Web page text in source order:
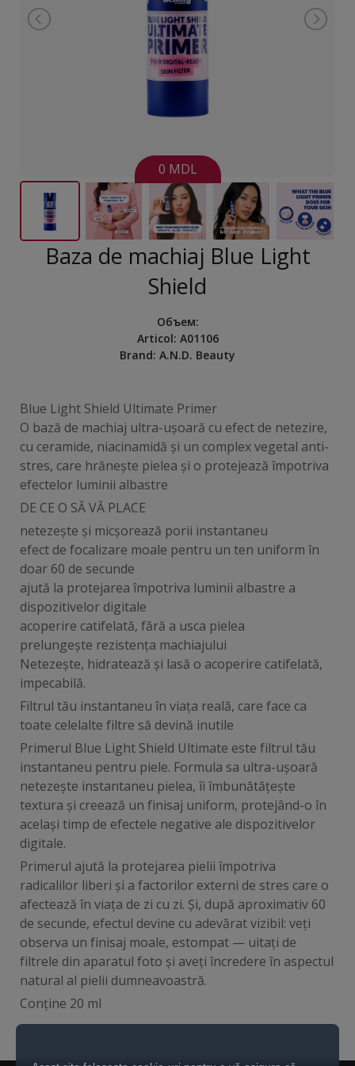
0 MDL
Baza de machiaj Blue Light
Shield
Объем:
Articol: A01106
Brand: A.N.D. Beauty
Blue Light Shield Ultimate Primer
O bază de machiaj ultra-ușoară cu efect de netezire,
cu ceramide, niacinamidă și un complex vegetal anti-
stres, care hrănește pielea și o protejează împotriva
efectelor luminii albastre
DE CE O SĂ VĂ PLACE
netezește și micșorează porii instantaneu
efect de focalizare moale pentru un ten uniform în
doar 60 de secunde
ajută la protejarea împotriva luminii albastre a
dispozitivelor digitale
acoperire catifelată, fără a usca pielea
prelungește rezistența machiajului
Netezește, hidratează și lasă o acoperire catifelată,
impecabilă.
Filtrul tău instantaneu în viața reală, care face ca
toate celelalte filtre să devină inutile
Primerul Blue Light Shield Ultimate este filtrul tău
instantaneu pentru piele. Formula sa ultra-ușoară
netezește instantaneu pielea, îi îmbunătățește
textura și creează un finisaj uniform, protejând-o în
același timp de efectele negative ale dispozitivelor
digitale.
Primerul ajută la protejarea pielii împotriva
radicalilor liberi și a factorilor externi de stres care o
afectează în viața de zi cu zi. Și, după aproximativ 60
de secunde, efectul devine cu adevărat vizibil: veți
observa un finisaj moale, estompat — uitați de
filtrele din aparatul foto și aveți încredere în aspectul
natural al pielii dumneavoastră.
Conține 20 ml